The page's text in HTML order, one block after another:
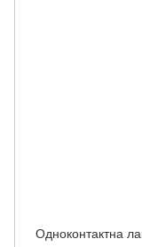
Одноконтактна